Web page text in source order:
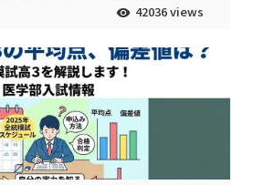
42036 views